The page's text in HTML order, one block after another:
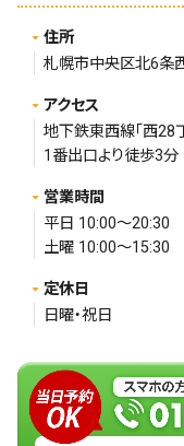
住所
札幌市中央区北6条
アクセス
地下鉄東西線「西28
1番出口より徒歩3分
営業時間
平日 10:00～20:30
土曜 10:00～15:30
定休日
日曜・祝日